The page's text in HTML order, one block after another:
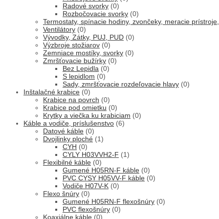
Radové svorky (0)
Rozbočovacie svorky (0)
Termostaty, spínacie hodiny, zvončeky, meracie
Ventilátory (0)
Vývodky, Zátky, PUJ, PUD (0)
Výzbroje stožiarov (0)
Zemniace mostíky, svorky (0)
Zmršťovacie bužírky (0)
Bez Lepidla (0)
S lepidlom (0)
Sady, zmršťovacie rozdeľovacie hlavy (0)
Inštalačné krabice (0)
Krabice na povrch (0)
Krabice pod omietku (0)
Krytky a viečka ku krabiciam (0)
Káble a vodiče, príslušenstvo (6)
Datové káble (0)
Dvojlinky ploché (1)
CYH (0)
CYLY H03VVH2-F (1)
Flexibilné káble (0)
Gumené H05RN-F káble (0)
PVC CYSY H05VV-F káble (0)
Vodiče H07V-K (0)
Flexo šnúry (0)
Gumené H05RN-F flexošnúry (0)
PVC flexošnúry (0)
Koaxiálne káble (0)